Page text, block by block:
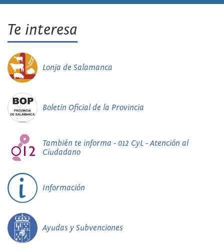
Te interesa
Lonja de Salamanca
Boletín Oficial de la Provincia
También te informa - 012 CyL - Atención al
Ciudadano
Información
Ayudas y Subvenciones